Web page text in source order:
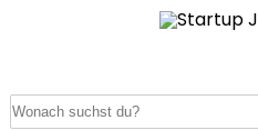
Registrieren
Login